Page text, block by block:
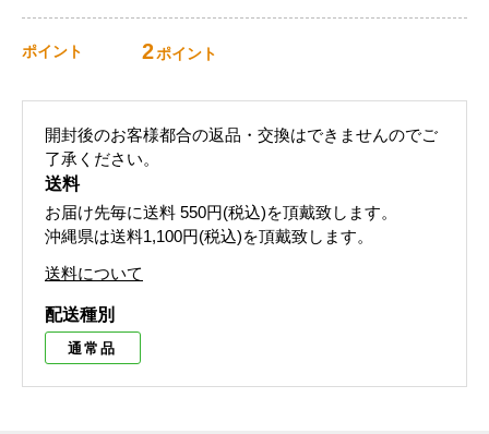
ポイント 2ポイント
開封後のお客様都合の返品・交換はできませんのでご
了承ください。
送料
お届け先毎に送料 550円(税込)を頂戴致します。
沖縄県は送料1,100円(税込)を頂戴致します。
送料について
配送種別
通常品